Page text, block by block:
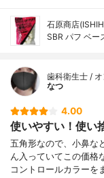
石原商店
SBR パフ ベー
歯科衛生士 /
なつ
4.00
使いやすい！使い
五角形なので、小鼻な
ん入っていてこの価格
コントロールカラーを